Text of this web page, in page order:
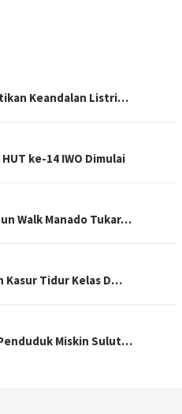
Keandalan Listri…
ke-14 IWO Dimulai
Walk Manado Tukar…
Kasur Tidur Kelas D…
Miskin Sulut…